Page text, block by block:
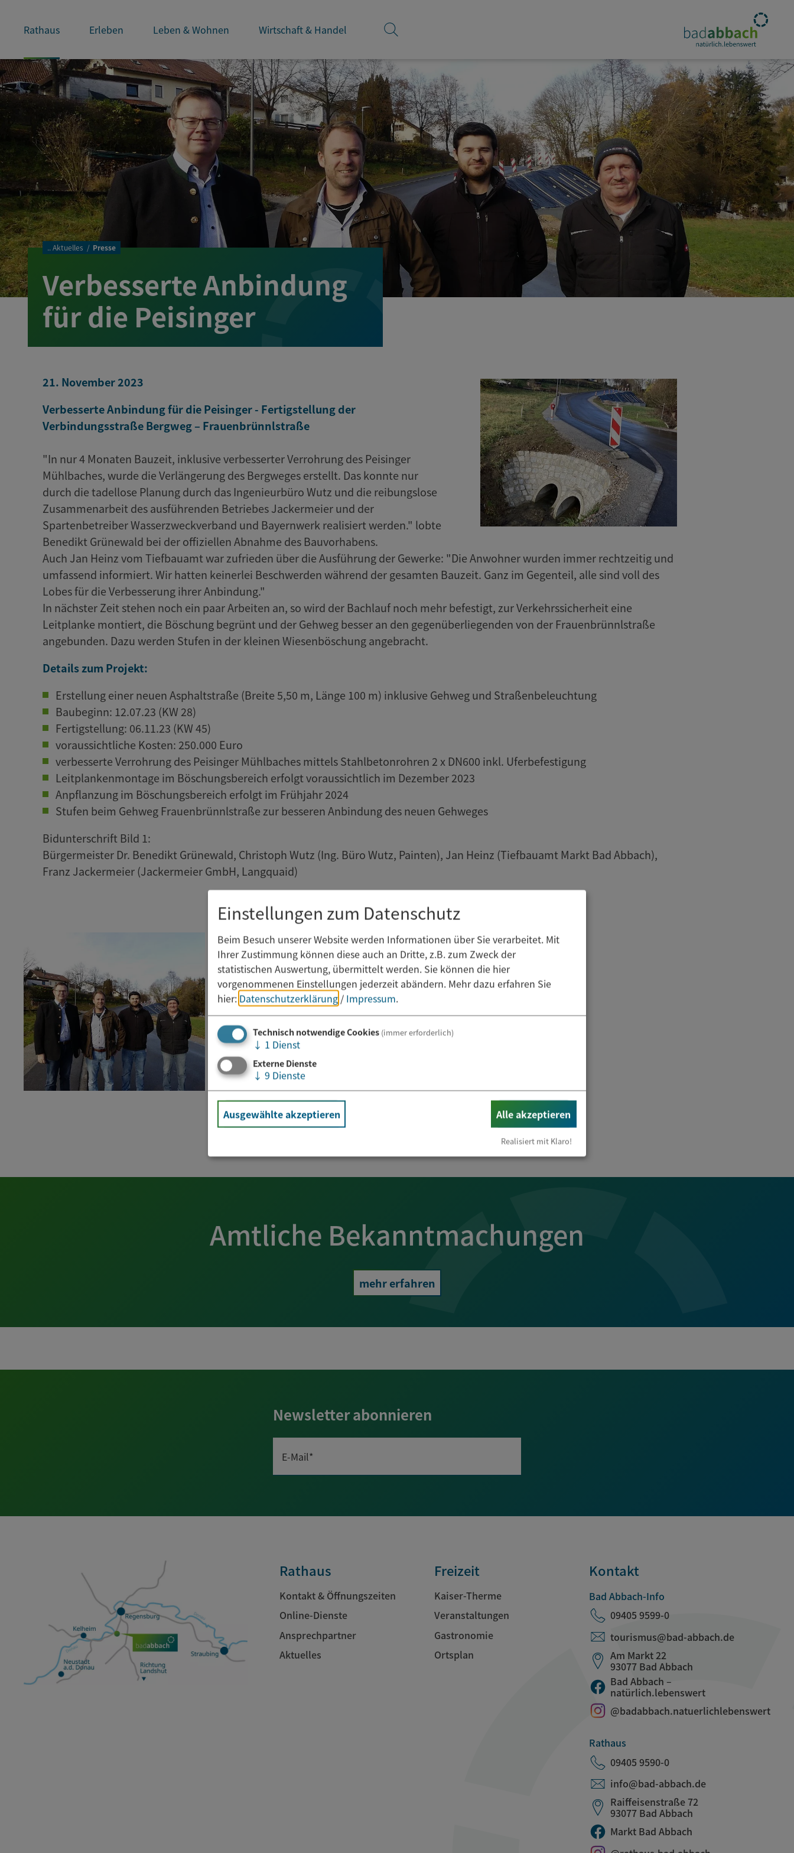
Rathaus Erleben Leben & Wohnen Wirtschaft & Handel
.. Aktuelles Presse
Verbesserte Anbindung
für die Peisinger
21. November 2023
Verbesserte Anbindung für die Peisinger - Fertigstellung der
Verbindungsstraße Bergweg – Frauenbrünnlstraße
"In nur 4 Monaten Bauzeit, inklusive verbesserter Verrohrung des Peisinger
Mühlbaches, wurde die Verlängerung des Bergweges erstellt. Das konnte nur
durch die tadellose Planung durch das Ingenieurbüro Wutz und die reibungslose
Zusammenarbeit des ausführenden Betriebes Jackermeier und der
Spartenbetreiber Wasserzweckverband und Bayernwerk realisiert werden." lobte
Benedikt Grünewald bei der offiziellen Abnahme des Bauvorhabens.
Auch Jan Heinz vom Tiefbauamt war zufrieden über die Ausführung der Gewerke: "Die Anwohner wurden immer rechtzeitig und
umfassend informiert. Wir hatten keinerlei Beschwerden während der gesamten Bauzeit. Ganz im Gegenteil, alle sind voll des
Lobes für die Verbesserung ihrer Anbindung."
In nächster Zeit stehen noch ein paar Arbeiten an, so wird der Bachlauf noch mehr befestigt, zur Verkehrssicherheit eine
Leitplanke montiert, die Böschung begrünt und der Gehweg besser an den gegenüberliegenden von der Frauenbrünnlstraße
angebunden. Dazu werden Stufen in der kleinen Wiesenböschung angebracht.
Details zum Projekt:
Erstellung einer neuen Asphaltstraße (Breite 5,50 m, Länge 100 m) inklusive Gehweg und Straßenbeleuchtung
Baubeginn: 12.07.23 (KW 28)
Fertigstellung: 06.11.23 (KW 45)
voraussichtliche Kosten: 250.000 Euro
verbesserte Verrohrung des Peisinger Mühlbaches mittels Stahlbetonrohren 2 x DN600 inkl. Uferbefestigung
Leitplankenmontage im Böschungsbereich erfolgt voraussichtlich im Dezember 2023
Anpflanzung im Böschungsbereich erfolgt im Frühjahr 2024
Stufen beim Gehweg Frauenbrünnlstraße zur besseren Anbindung des neuen Gehweges
Bidunterschrift Bild 1:
Bürgermeister Dr. Benedikt Grünewald, Christoph Wutz (Ing. Büro Wutz, Painten), Jan Heinz (Tiefbauamt Markt Bad Abbach),
Franz Jackermeier (Jackermeier GmbH, Langquaid)
Amtliche Bekanntmachungen
mehr erfahren
Newsletter abonnieren
E-Mail*
Rathaus
Kontakt & Öffnungszeiten
Online-Dienste
Ansprechpartner
Aktuelles
Freizeit
Kaiser-Therme
Veranstaltungen
Gastronomie
Ortsplan
Kontakt
Bad Abbach-Info
09405 9599-0
tourismus@bad-abbach.de
Am Markt 22
93077 Bad Abbach
Bad Abbach –
natürlich.lebenswert
@badabbach.natuerlichlebenswert
Rathaus
09405 9590-0
info@bad-abbach.de
Raiffeisenstraße 72
93077 Bad Abbach
Markt Bad Abbach
Einstellungen zum Datenschutz
Beim Besuch unserer Website werden Informationen über Sie verarbeitet. Mit
Ihrer Zustimmung können diese auch an Dritte, z.B. zum Zweck der
statistischen Auswertung, übermittelt werden. Sie können die hier
vorgenommenen Einstellungen jederzeit abändern. Mehr dazu erfahren Sie
hier: Datenschutzerklärung / Impressum.
Technisch notwendige Cookies (immer erforderlich)
↓ 1 Dienst
Externe Dienste
↓ 9 Dienste
Ausgewählte akzeptieren Alle akzeptieren
Realisiert mit Klaro!